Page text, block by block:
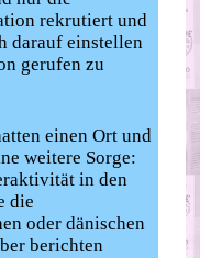
rekrutiert und
darauf einstellen
gerufen zu
einen Ort und
weitere Sorge:
in den
die
oder dänischen
berichten